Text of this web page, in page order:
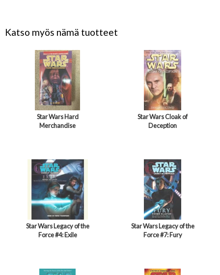
Katso myös nämä tuotteet
Star Wars Hard
Merchandise
Star Wars Cloak of
Deception
Star Wars Legacy of the
Force #4: Exile
Star Wars Legacy of the
Force #7: Fury